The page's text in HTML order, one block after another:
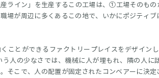
ライン」を生産するこの工場は、①工場そのも
場が周辺に多くあるこの地で、いかにポジティ
ことができるファクトリープレイスをデザイ
人の少なさでは、機械に人が埋もれ、隣の人
そこで、人の配置が固定されたコンベアーに決